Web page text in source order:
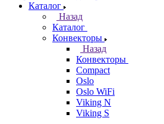
Каталог
Назад
Каталог
Конвекторы
Назад
Конвекторы
Compact
Oslo
Oslo WiFi
Viking N
Viking S